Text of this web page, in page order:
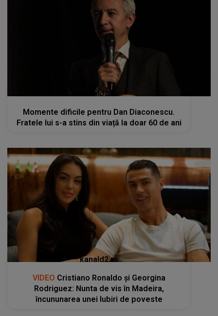
kanald2.ro
Momente dificile pentru Dan Diaconescu.
Fratele lui s-a stins din viață la doar 60 de ani
kanald2.ro
VIDEO Cristiano Ronaldo și Georgina
Rodriguez: Nunta de vis în Madeira,
încununarea unei Iubiri de poveste